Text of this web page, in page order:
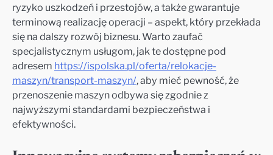
ryzyko uszkodzeń i przestojów, a także gwarantuje
terminową realizację operacji – aspekt, który przekłada
się na dalszy rozwój biznesu. Warto zaufać
specjalistycznym usługom, jak te dostępne pod
adresem https://ispolska.pl/oferta/relokacje-
maszyn/transport-maszyn/, aby mieć pewność, że
przenoszenie maszyn odbywa się zgodnie z
najwyższymi standardami bezpieczeństwa i
efektywności.